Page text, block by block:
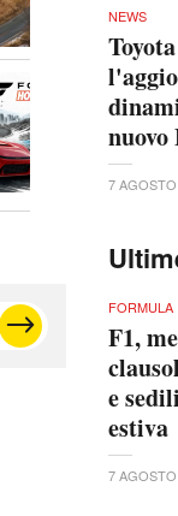
NEWS
nuovo
7 AGOSTO
FORMULA
F1,
e
estiva
7 AGOSTO